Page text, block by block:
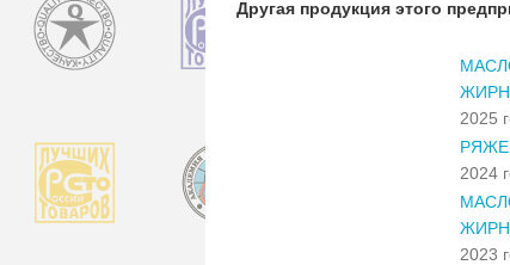
Другая продукция этого
2025
2024
2023